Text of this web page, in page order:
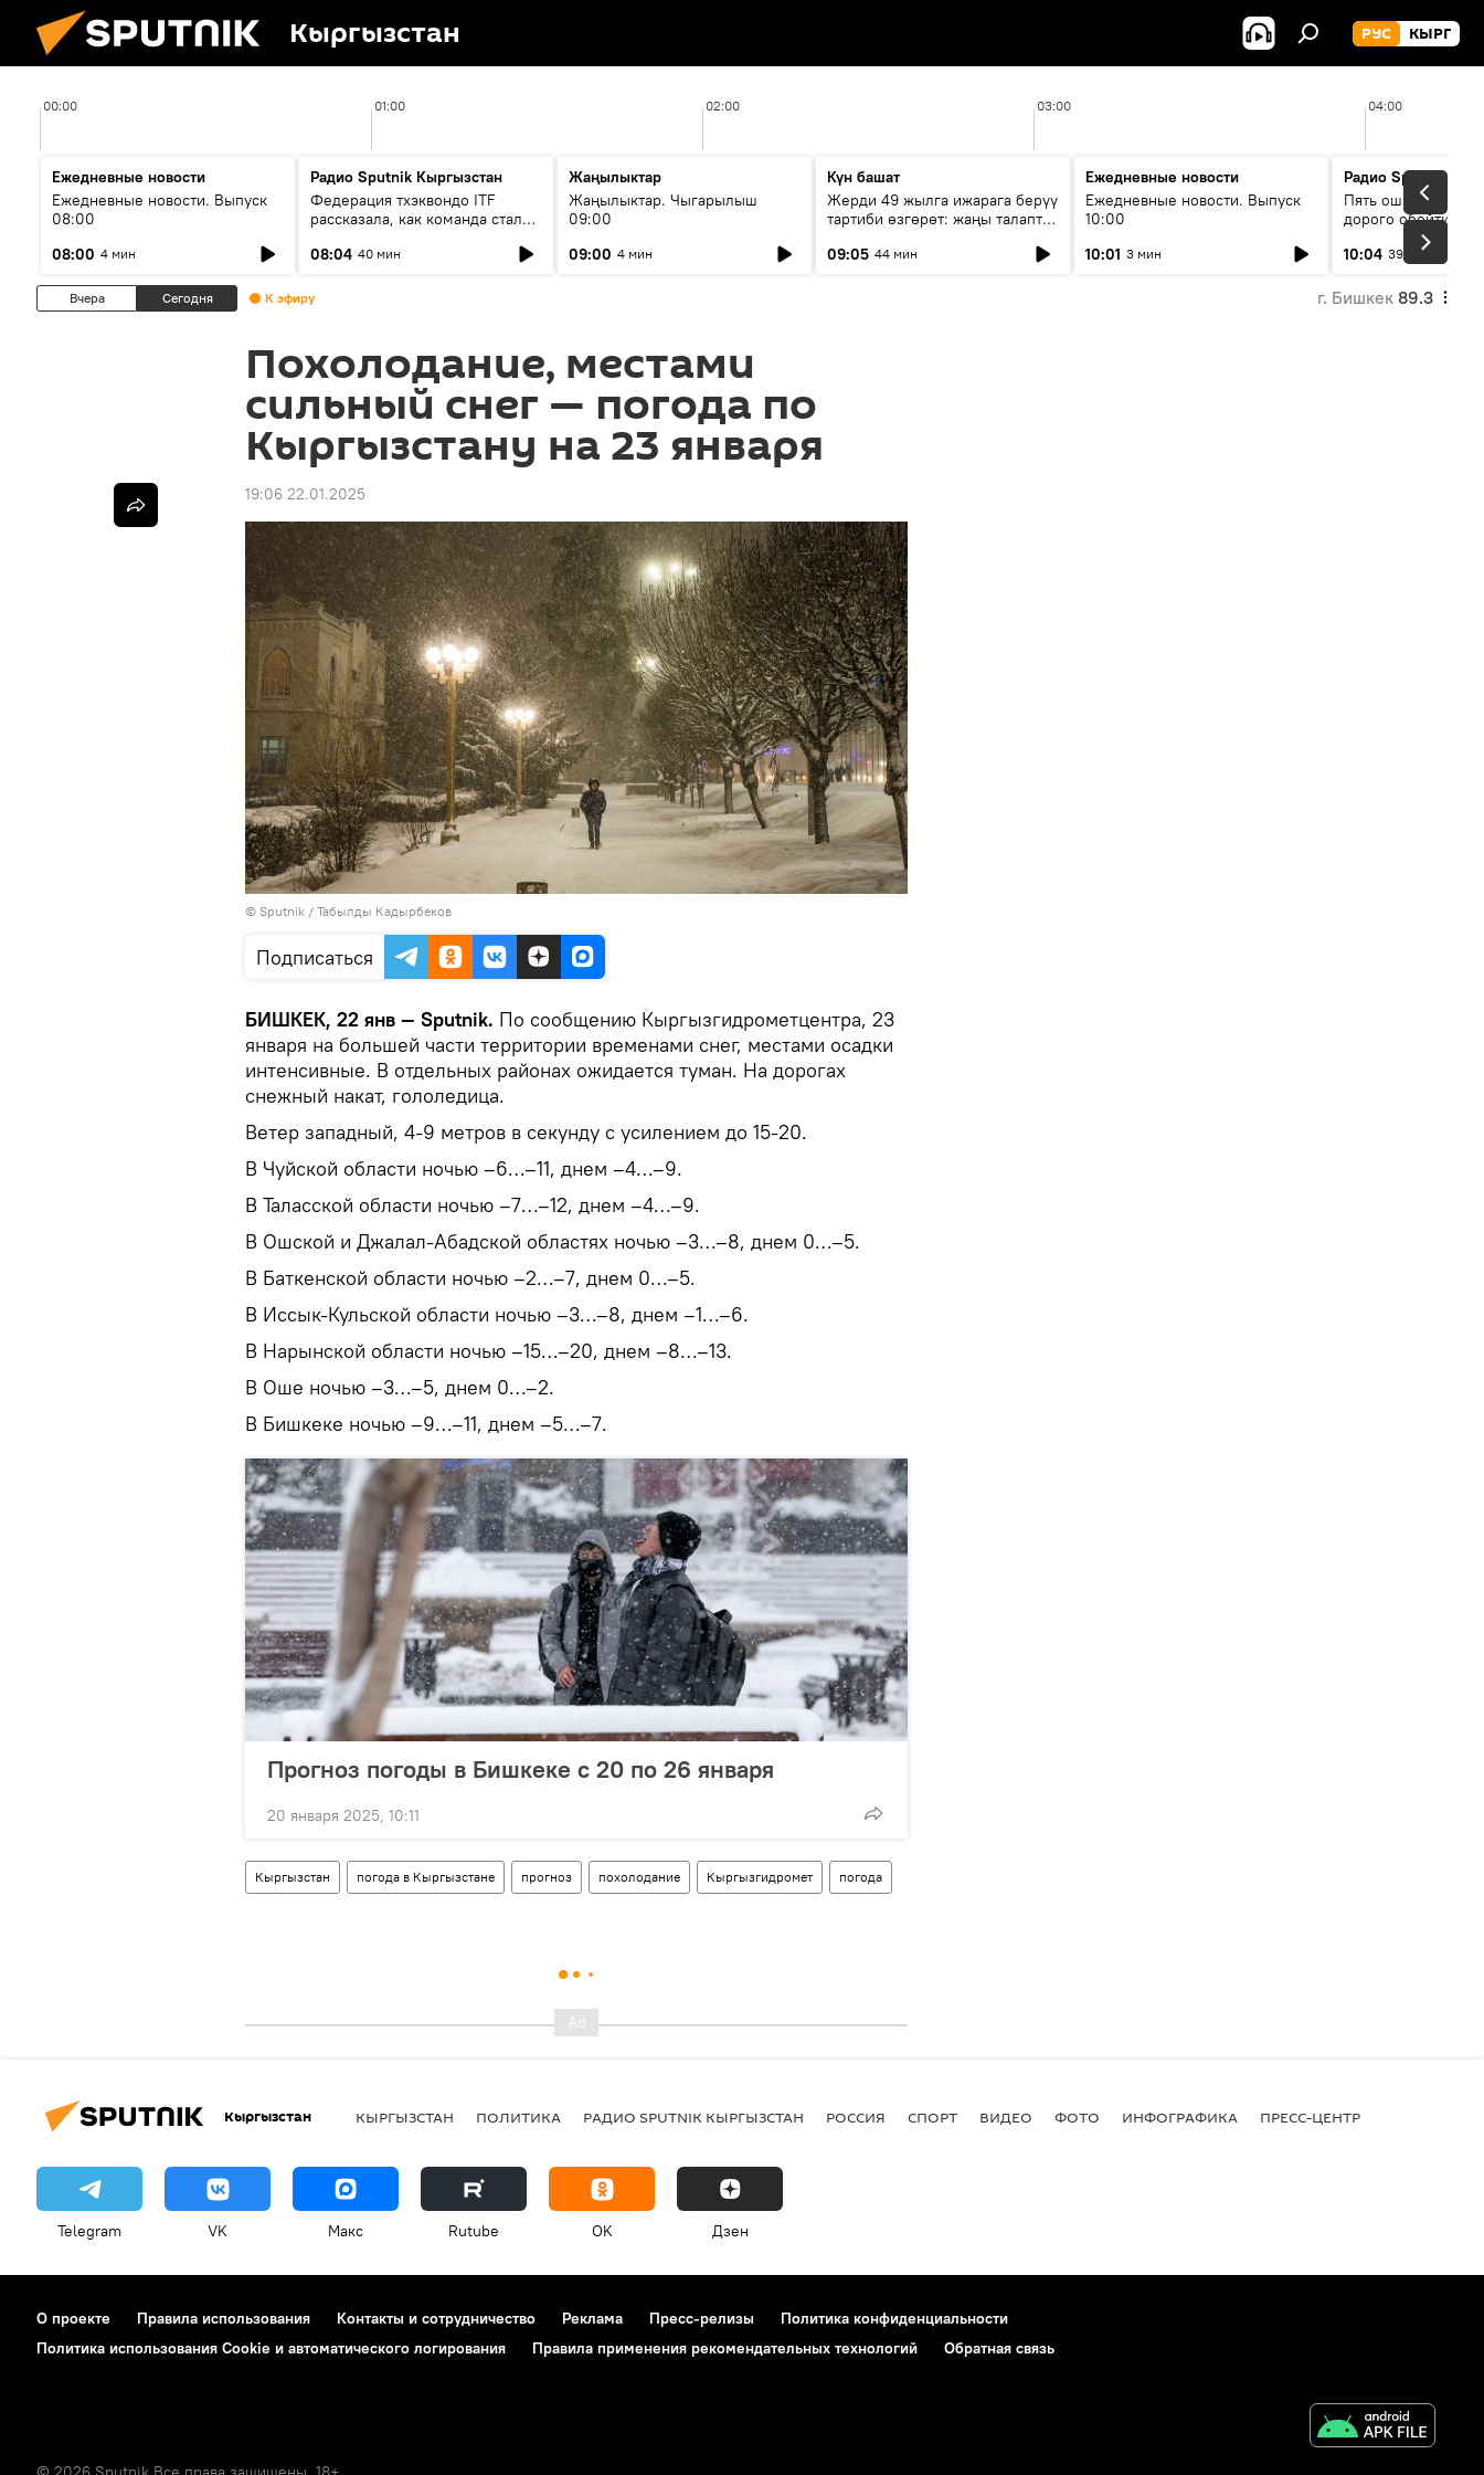
Кыргызстан РУС КЫРГ
00:00 01:00 02:00 03:00 04:00
Ежедневные новости
Ежедневные новости. Выпуск
08:00
08:00 4 мин
Радио Sputnik Кыргызстан
Федерация тхэквондо ITF
рассказала, как команда стала
08:04 40 мин
Жаңылыктар
Жаңылыктар. Чыгарылыш
09:00
09:00 4 мин
Күн башат
Жерди 49 жылга ижарага берүү
тартиби өзгөрөт: жаңы талаптар
09:05 44 мин
Ежедневные новости
Ежедневные новости. Выпуск
10:00
10:01 3 мин
Радио Sputnik
Пять ошибок
дорого обойтись
10:04 39 мин
Вчера Сегодня К эфиру г. Бишкек 89.3
Похолодание, местами
сильный снег — погода по
Кыргызстану на 23 января
19:06 22.01.2025
© Sputnik / Табылды Кадырбеков
Подписаться
БИШКЕК, 22 янв — Sputnik. По сообщению Кыргызгидрометцентра, 23
января на большей части территории временами снег, местами осадки
интенсивные. В отдельных районах ожидается туман. На дорогах
снежный накат, гололедица.
Ветер западный, 4-9 метров в секунду с усилением до 15-20.
В Чуйской области ночью –6…–11, днем –4…–9.
В Таласской области ночью –7…–12, днем –4…–9.
В Ошской и Джалал-Абадской областях ночью –3…–8, днем 0…–5.
В Баткенской области ночью –2…–7, днем 0…–5.
В Иссык-Кульской области ночью –3…–8, днем –1…–6.
В Нарынской области ночью –15…–20, днем –8…–13.
В Оше ночью –3…–5, днем 0…–2.
В Бишкеке ночью –9…–11, днем –5…–7.
Прогноз погоды в Бишкеке с 20 по 26 января
20 января 2025, 10:11
Кыргызстан погода в Кыргызстане прогноз похолодание Кыргызгидромет погода
Кыргызстан КЫРГЫЗСТАН ПОЛИТИКА РАДИО SPUTNIK КЫРГЫЗСТАН РОССИЯ СПОРТ ВИДЕО ФОТО ИНФОГРАФИКА ПРЕСС-ЦЕНТР
Telegram VK Макс Rutube OK Дзен
О проекте Правила использования Контакты и сотрудничество Реклама Пресс-релизы
Политика конфиденциальности
Политика использования Cookie и автоматического логирования
Правила применения рекомендательных технологий Обратная связь